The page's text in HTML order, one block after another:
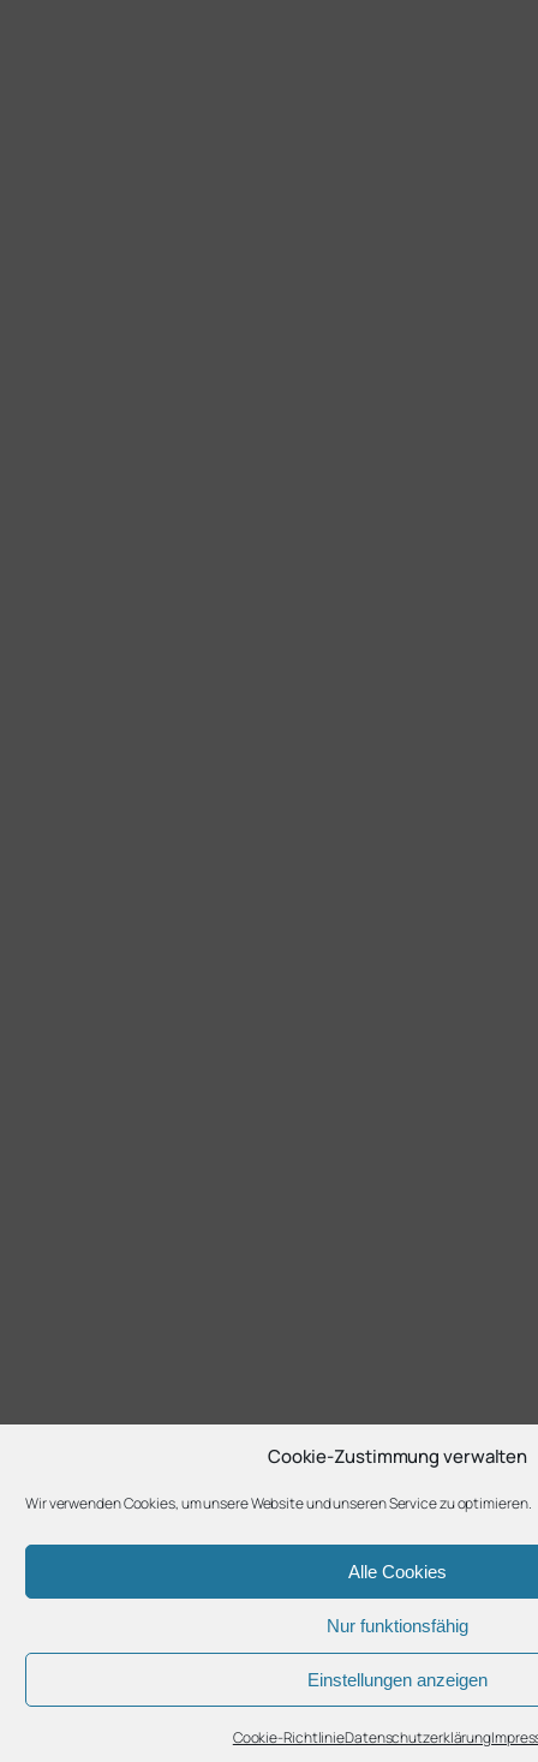
Cookie-Zustimmung verwalten
Wir verwenden Cookies, um unsere Website und unseren Service zu optimieren.
Alle Cookies
Nur funktionsfähig
Einstellungen anzeigen
Cookie-RichtlinieDatenschutzerklärung